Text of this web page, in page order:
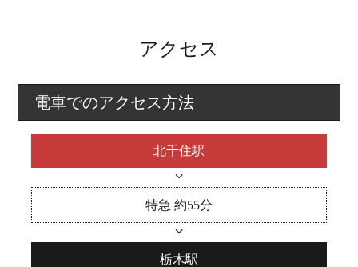
アクセス
電車でのアクセス方法
北千住駅
特急 約55分
栃木駅